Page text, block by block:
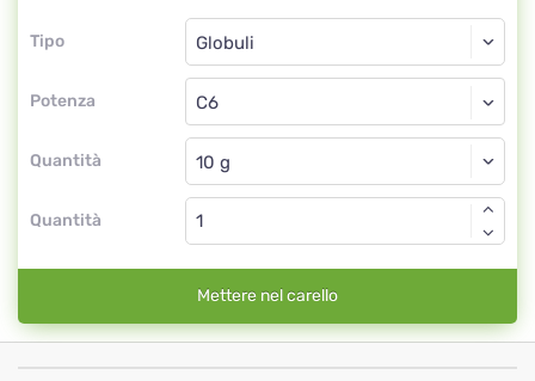
Tipo
Tipo
Potenza
Globuli
C6
Quantità
Globuli
Quantità
Mettere nel carello